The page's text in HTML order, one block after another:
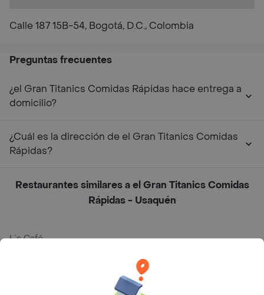
Calle 187 15B-54, Bogotá, D.C., Colombia
Preguntas frecuentes
¿el Gran Titanics Comidas Rápidas hace entrega a
domicilio?
¿Cuál es la dirección de el Gran Titanics Comidas
Rápidas?
Restaurantes similares a el Gran Titanics Comidas
Rápidas - Usaquén
L´s Café